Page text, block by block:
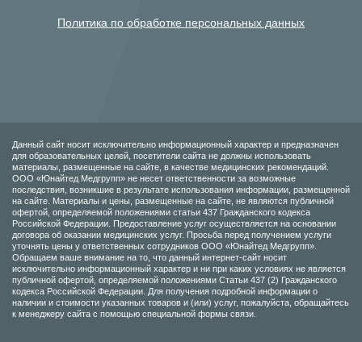
Политика по обработке персональных данных
Данный сайт носит исключительно информационный характер и предназначен
для образовательных целей, посетители сайта не должны использовать
материалы, размещенные на сайте, в качестве медицинских рекомендаций.
ООО «Юнайтед Медгрупп» не несет ответственности за возможные
последствия, возникшие в результате использования информации, размещенной
на сайте. Материалы и цены, размещенные на сайте, не являются публичной
офертой, определяемой положениями статьи 437 Гражданского кодекса
Российской Федерации. Предоставление услуг осуществляется на основании
договора об оказании медицинских услуг. Просьба перед получением услуги
уточнять цены у ответственных сотрудников ООО «Юнайтед Медгрупп».
Обращаем ваше внимание на то, что данный интернет-сайт носит
исключительно информационный характер и ни при каких условиях не является
публичной офертой, определяемой положениями Статьи 437 (2) Гражданского
кодекса Российской Федерации. Для получения подробной информации о
наличии и стоимости указанных товаров и (или) услуг, пожалуйста, обращайтесь
к менеджеру сайта с помощью специальной формы связи.